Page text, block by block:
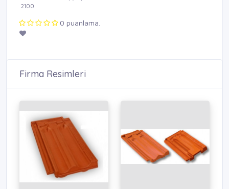
2100
0 puanlama.
Firma Resimleri